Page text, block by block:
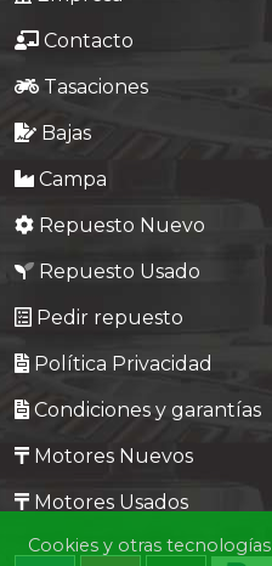
Contacto
Tasaciones
Bajas
Campa
Repuesto Nuevo
Repuesto Usado
Pedir repuesto
Política Privacidad
Condiciones y garantías
Motores Nuevos
Motores Usados
Cookies y otras tecnologías